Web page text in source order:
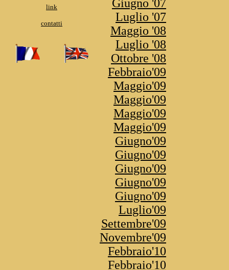
link
contatti
Giugno '07
Luglio '07
Maggio '08
Luglio '08
Ottobre '08
Febbraio'09
Maggio'09
Maggio'09
Maggio'09
Maggio'09
Giugno'09
Giugno'09
Giugno'09
Giugno'09
Giugno'09
Luglio'09
Settembre'09
Novembre'09
Febbraio'10
Febbraio'10